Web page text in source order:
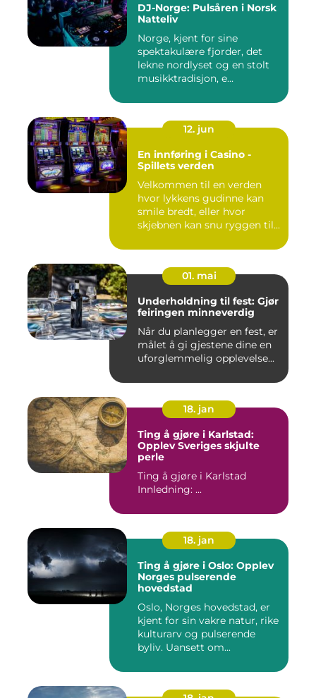
DJ-Norge: Pulsåren i Norsk
Natteliv
Norge, kjent for sine
spektakulære fjorder, det
lekne nordlyset og en stolt
musikktradisjon, e...
12. jun
En innføring i Casino -
Spillets verden
Velkommen til en verden
hvor lykkens gudinne kan
smile bredt, eller hvor
skjebnen kan snu ryggen til...
01. mai
Underholdning til fest: Gjør
feiringen minneverdig
Når du planlegger en fest, er
målet å gi gjestene dine en
uforglemmelig opplevelse...
18. jan
Ting å gjøre i Karlstad:
Opplev Sveriges skjulte
perle
Ting å gjøre i Karlstad
Innledning: ...
18. jan
Ting å gjøre i Oslo: Opplev
Norges pulserende
hovedstad
Oslo, Norges hovedstad, er
kjent for sin vakre natur, rike
kulturarv og pulserende
byliv. Uansett om...